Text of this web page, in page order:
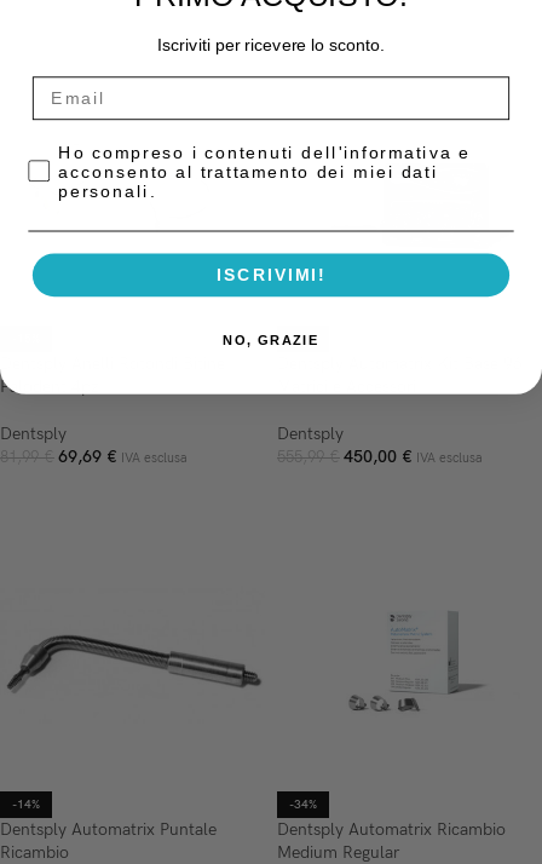
Palodent 4pz
Dentsply
81,99€ 69,69 € IVA esclusa
-19%
Dentsply
555,99€ 450,00 € IVA esclusa
-14%
Dentsply Automatrix Puntale
Ricambio
-34%
Dentsply Automatrix Ricambio
Medium Regular
Iscriviti per ricevere lo sconto.
Privacy Policy
Ho compreso i contenuti dell'informativa e
acconsento al trattamento dei miei dati
personali.
ISCRIVIMI!
NO, GRAZIE